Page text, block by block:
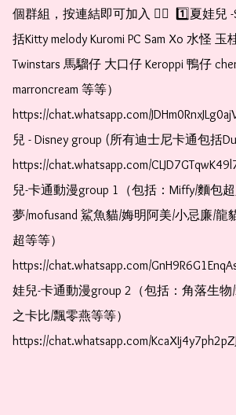
個群組，按連結即可加入 👇🏻  1️⃣夏娃兒
括Kitty melody Kuromi PC Sam Xo 水怪 玉
Twinstars 馬騮仔 大口仔 Keroppi 鴨仔
marroncream 等等）
https://chat.whatsapp.com/
兒 - Disney group (所有迪士尼卡通包括
https://chat.whatsapp.com/
兒-卡通動漫group 1（包括：Miffy/麵包
夢/mofusand 鯊魚貓/娒明阿美/小忌廉/龍
超等等）
https://chat.whatsapp.com/
娃兒-卡通動漫group 2（包括：角落生物
之卡比/飄零燕等等）
https://chat.whatsapp.com/